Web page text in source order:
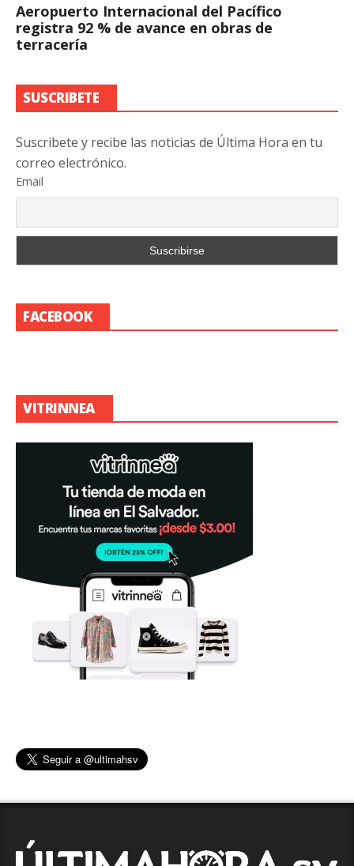
Aeropuerto Internacional del Pacífico
registra 92 % de avance en obras de
terracería
SUSCRIBETE
Suscribete y recibe las noticias de Última Hora en tu
correo electrónico.
Email
FACEBOOK
VITRINNEA